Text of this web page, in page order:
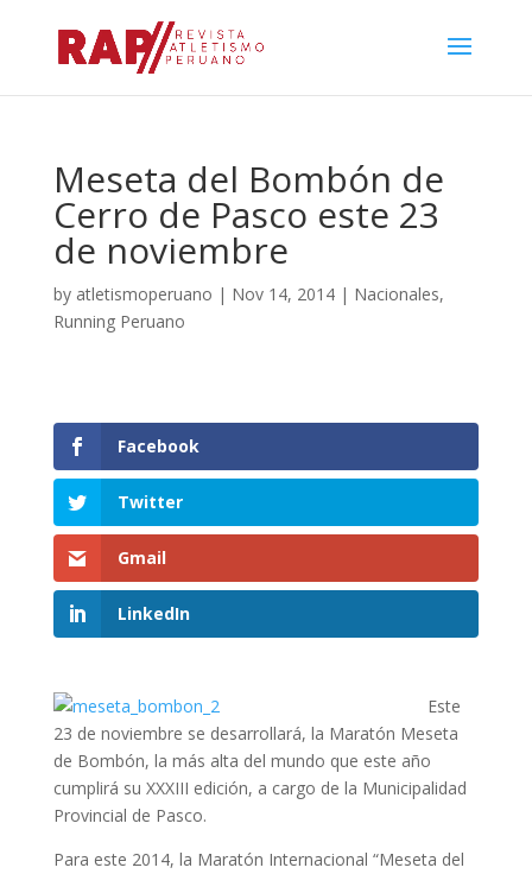
Meseta del Bombón de
Cerro de Pasco este 23
de noviembre
by atletismoperuano | Nov 14, 2014| Nacionales,
Running Peruano
Facebook
Twitter
Gmail
LinkedIn
Este
23 de noviembre se desarrollará, la Maratón Meseta
de Bombón, la más alta del mundo que este año
cumplirá su XXXIII edición, a cargo de la Municipalidad
Provincial de Pasco.
Para este 2014, la Maratón Internacional “Meseta del